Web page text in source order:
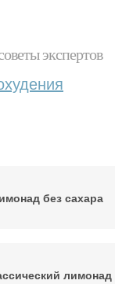
экспертов
без сахара
лимонад